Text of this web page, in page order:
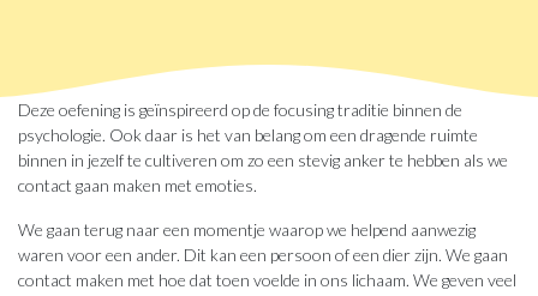
Deze oefening is geïnspireerd op de focusing traditie binnen de
psychologie. Ook daar is het van belang om een dragende ruimte
binnen in jezelf te cultiveren om zo een stevig anker te hebben als we
contact gaan maken met emoties.
We gaan terug naar een momentje waarop we helpend aanwezig
waren voor een ander. Dit kan een persoon of een dier zijn. We gaan
contact maken met hoe dat toen voelde in ons lichaam. We geven veel